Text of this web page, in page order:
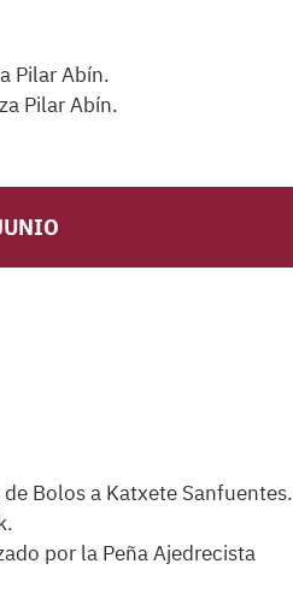
Pilar Abín.
Pilar Abín.
Bolos a Katxete Sanfuentes.
por la Peña Ajedrecista